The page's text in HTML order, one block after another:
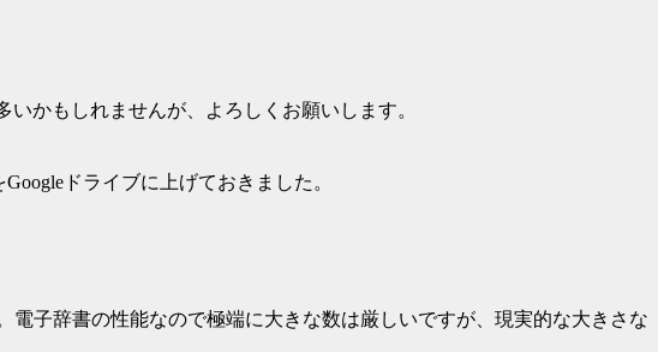
かもしれませんが、よろしくお願いします。
ドライブに上げておきました。
子辞書の性能なので極端に大きな数は厳しいですが、現実的な大きさな